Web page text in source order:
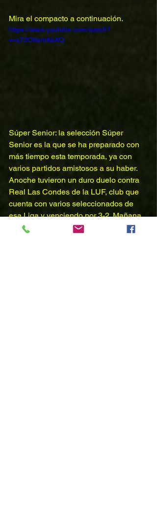
Mira el compacto a continuación.
https://www.youtube.com/watch?
v=s72OKemKeAQ
Súper Senior: la selección Súper
Senior es la que se ha preparado con
más tiempo esta temporada, ya con
varios partidos amistosos a su haber.
Anoche tuvieron un duro duelo contra
Real Las Condes de la LUF, club que
cuenta con varios seleccionados de
esa Liga y venciendo por 3-2. Mañana
recibirán a su similar de Liga